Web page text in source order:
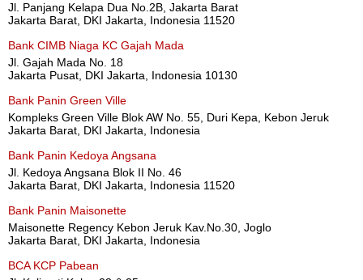
Jl. Panjang Kelapa Dua No.2B, Jakarta Barat
Jakarta Barat, DKI Jakarta, Indonesia 11520
Bank CIMB Niaga KC Gajah Mada
Jl. Gajah Mada No. 18
Jakarta Pusat, DKI Jakarta, Indonesia 10130
Bank Panin Green Ville
Kompleks Green Ville Blok AW No. 55, Duri Kepa, Kebon Jeruk
Jakarta Barat, DKI Jakarta, Indonesia
Bank Panin Kedoya Angsana
Jl. Kedoya Angsana Blok II No. 46
Jakarta Barat, DKI Jakarta, Indonesia 11520
Bank Panin Maisonette
Maisonette Regency Kebon Jeruk Kav.No.30, Joglo
Jakarta Barat, DKI Jakarta, Indonesia
BCA KCP Pabean